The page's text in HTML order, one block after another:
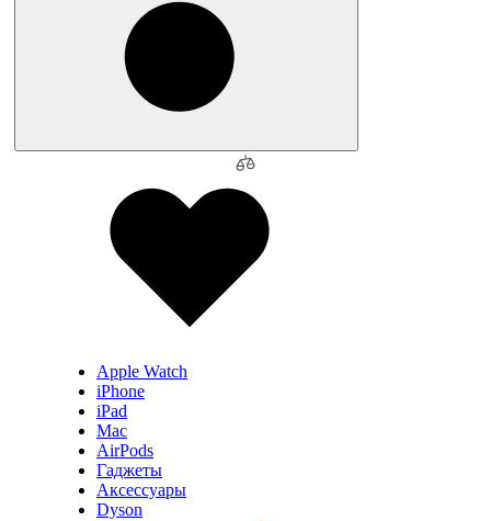
Apple Watch
iPhone
iPad
Mac
AirPods
Гаджеты
Аксессуары
Dyson